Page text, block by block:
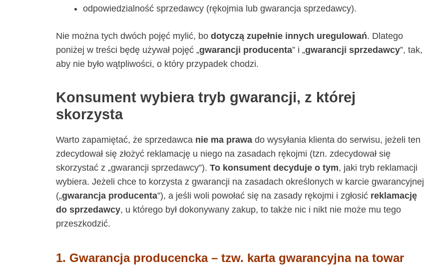
odpowiedzialność sprzedawcy (rękojmia lub gwarancja sprzedawcy).
Nie można tych dwóch pojęć mylić, bo dotyczą zupełnie innych uregulowań. Dlatego
poniżej w treści będę używał pojęć „gwarancji producenta” i „gwarancji sprzedawcy”, tak,
aby nie było wątpliwości, o który przypadek chodzi.
Konsument wybiera tryb gwarancji, z której
skorzysta
Warto zapamiętać, że sprzedawca nie ma prawa do wysyłania klienta do serwisu, jeżeli ten
zdecydował się złożyć reklamację u niego na zasadach rękojmi (tzn. zdecydował się
skorzystać z „gwarancji sprzedawcy”). To konsument decyduje o tym, jaki tryb reklamacji
wybiera. Jeżeli chce to korzysta z gwarancji na zasadach określonych w karcie gwarancyjnej
(„gwarancja producenta”), a jeśli woli powołać się na zasady rękojmi i zgłosić reklamację
do sprzedawcy, u którego był dokonywany zakup, to także nic i nikt nie może mu tego
przeszkodzić.
1. Gwarancja producencka – tzw. karta gwarancyjna na towar